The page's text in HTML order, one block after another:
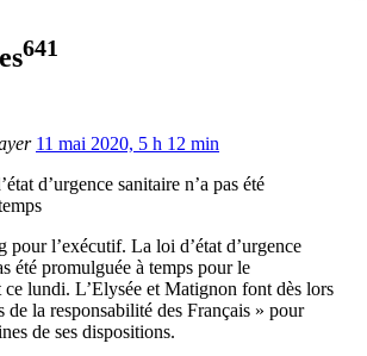
641
11 mai 2020, 5 h 12 min
d’urgence sanitaire n’a pas été
pour l’exécutif. La loi d’état d’urgence
été promulguée à temps pour le
ce lundi. L’Elysée et Matignon font dès lors
de la responsabilité des Français » pour
de ses dispositions.